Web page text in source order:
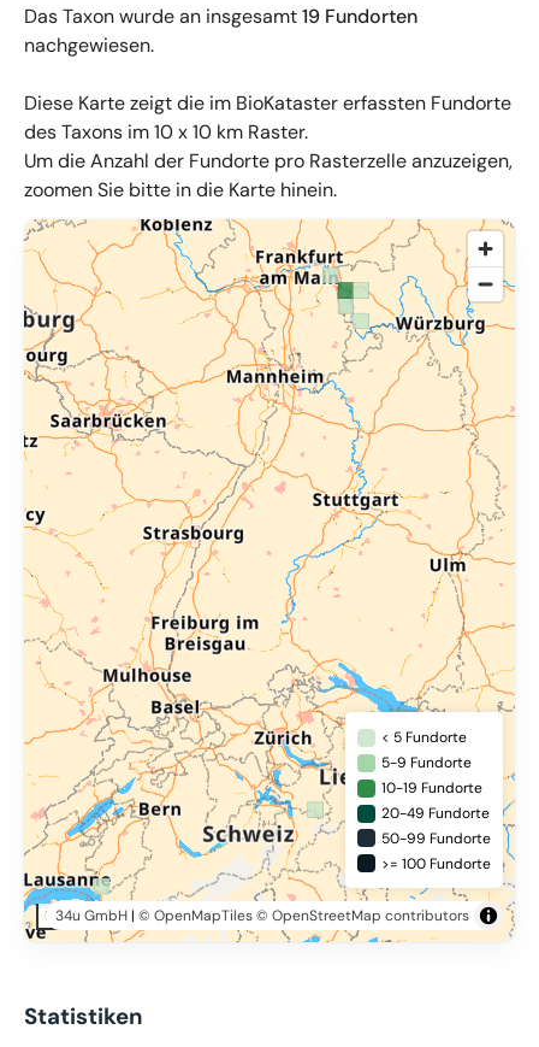
Das Taxon wurde an insgesamt19 Fundorten
nachgewiesen.
Diese Karte zeigt die im BioKataster erfassten Fundorte
des Taxons im 10 x 10 km Raster.
Um die Anzahl der Fundorte pro Rasterzelle anzuzeigen,
zoomen Sie bitte in die Karte hinein.
© OpenMapTiles,OpenStreetMap 34u GmbH
50 km
34u GmbH| © OpenMapTiles© OpenStreetMap contributors
< 5 Fundorte
5-9 Fundorte
10-19 Fundorte
20-49 Fundorte
50-99 Fundorte
>= 100 Fundorte
Statistiken